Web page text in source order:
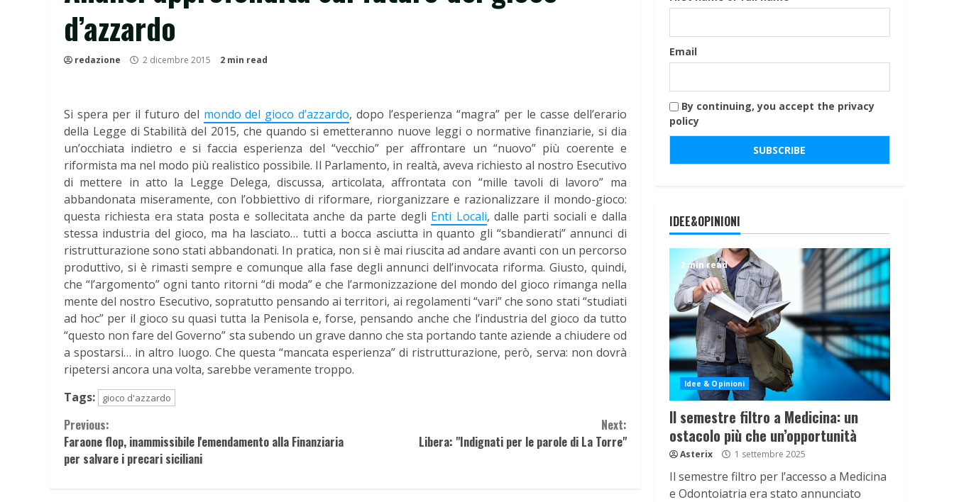
d’azzardo
redazione 2 dicembre 2015 2 min read
Si spera per il futuro del mondo del gioco d’azzardo, dopo l’esperienza “magra” per le casse dell’erario
della Legge di Stabilità del 2015, che quando si emetteranno nuove leggi o normative finanziarie, si dia
un’occhiata indietro e si faccia esperienza del “vecchio” per affrontare un “nuovo” più coerente e
riformista ma nel modo più realistico possibile. Il Parlamento, in realtà, aveva richiesto al nostro Esecutivo
di mettere in atto la Legge Delega, discussa, articolata, affrontata con “mille tavoli di lavoro” ma
abbandonata miseramente, con l’obbiettivo di riformare, riorganizzare e razionalizzare il mondo-gioco:
questa richiesta era stata posta e sollecitata anche da parte degli Enti Locali, dalle parti sociali e dalla
stessa industria del gioco, ma ha lasciato… tutti a bocca asciutta in quanto gli “sbandierati” annunci di
ristrutturazione sono stati abbandonati. In pratica, non si è mai riuscita ad andare avanti con un percorso
produttivo, si è rimasti sempre e comunque alla fase degli annunci dell’invocata riforma. Giusto, quindi,
che “l’argomento” ogni tanto ritorni “di moda” e che l’armonizzazione del mondo del gioco rimanga nella
mente del nostro Esecutivo, sopratutto pensando ai territori, ai regolamenti “vari” che sono stati “studiati
ad hoc” per il gioco su quasi tutta la Penisola e, forse, pensando anche che l’industria del gioco da tutto
“questo non fare del Governo” sta subendo un grave danno che sta portando tante aziende a chiudere od
a spostarsi… in altro luogo. Che questa “mancata esperienza” di ristrutturazione, però, serva: non dovrà
ripetersi ancora una volta, sarebbe veramente troppo.
Tags:
gioco d'azzardo
Continue
Reading
Previous:
Faraone flop, inammissibile l'emendamento alla Finanziaria
per salvare i precari siciliani
Next:
Libera: "Indignati per le parole di La Torre"
Email
By continuing, you accept the privacy
policy
IDEE&OPINIONI
2 min read
Idee & Opinioni
Il semestre filtro a Medicina: un
ostacolo più che un’opportunità
Asterix 1 settembre 2025
Il semestre filtro per l’accesso a Medicina
e Odontoiatria era stato annunciato